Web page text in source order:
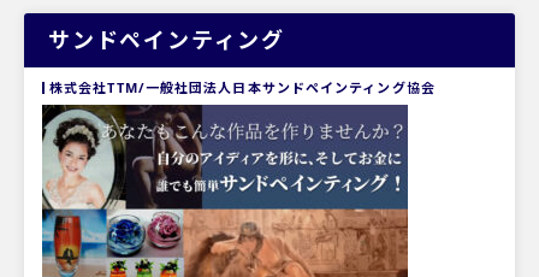
サンドペインティング
株式会社TTM/一般社団法人日本サンドペインティング協会